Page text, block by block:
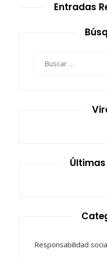
Entradas
Responsabilidad